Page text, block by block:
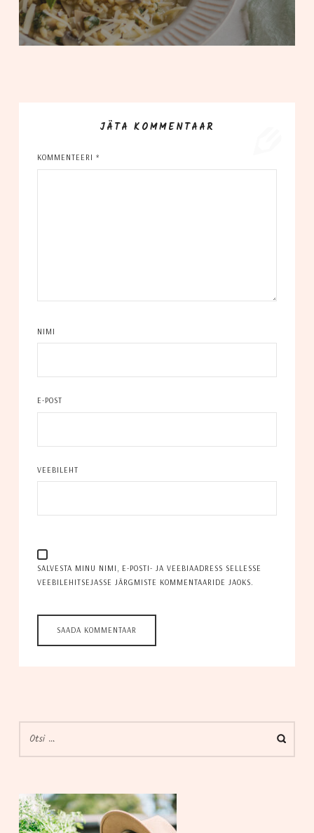
JÄTA KOMMENTAAR
KOMMENTEERI *
NIMI
E-POST
VEEBILEHT
SALVESTA MINU NIMI, E-POSTI- JA VEEBIAADRESS SELLESSE
VEEBILEHITSEJASSE JÄRGMISTE KOMMENTAARIDE JAOKS.